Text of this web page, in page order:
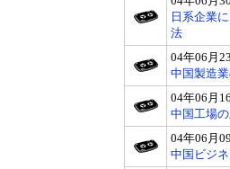
日系企業
法
04年06月
中国製造
04年06月
中国工場
04年06月
中国ビジ